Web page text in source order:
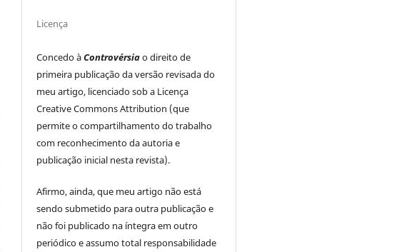
Licença
Concedo àControvérsiao direito de
primeira publicação da versão revisada do
meu artigo, licenciado sob a Licença
Creative Commons Attribution (que
permite o compartilhamento do trabalho
com reconhecimento da autoria e
publicação inicial nesta revista).
Afirmo, ainda, que meu artigo não está
sendo submetido para outra publicação e
não foi publicado na íntegra em outro
periódico e assumo total responsabilidade